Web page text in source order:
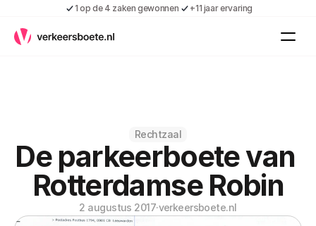
1 op de 4 zaken gewonnen +11 jaar ervaring
Kennis
Contact
Shop
Over ons
Inloggen
Rechtzaal
De parkeerboete van
Rotterdamse Robin
2 augustus 2017·verkeersboete.nl